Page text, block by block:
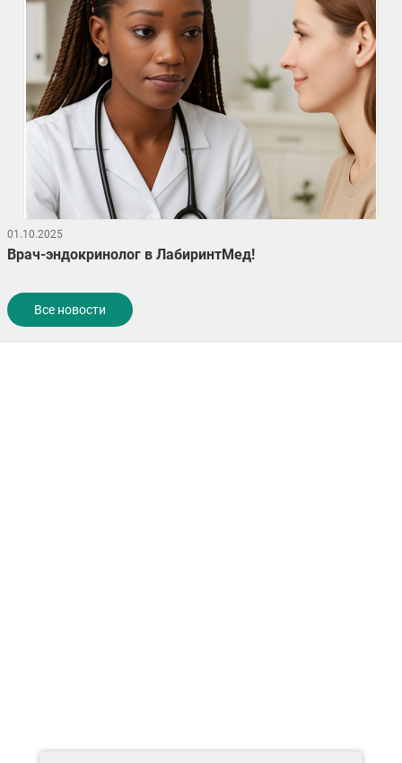
01.10.2025
Врач-эндокринолог в ЛабиринтМед!
Все новости